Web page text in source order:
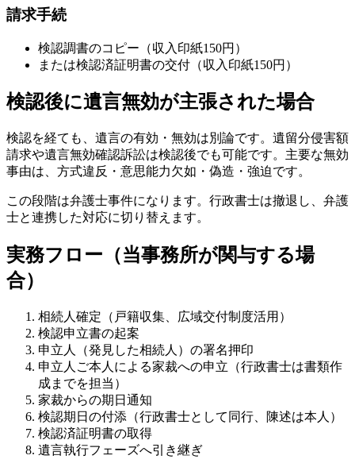
請求手続
検認調書のコピー（収入印紙150円）
または検認済証明書の交付（収入印紙150円）
検認後に遺言無効が主張された場合
検認を経ても、遺言の有効・無効は別論です。遺留分侵害額
請求や遺言無効確認訴訟は検認後でも可能です。主要な無効
事由は、方式違反・意思能力欠如・偽造・強迫です。
この段階は弁護士事件になります。行政書士は撤退し、弁護
士と連携した対応に切り替えます。
実務フロー（当事務所が関与する場
合）
相続人確定（戸籍収集、広域交付制度活用）
検認申立書の起案
申立人（発見した相続人）の署名押印
申立人ご本人による家裁への申立（行政書士は書類作
成までを担当）
家裁からの期日通知
検認期日の付添（行政書士として同行、陳述は本人）
検認済証明書の取得
遺言執行フェーズへ引き継ぎ